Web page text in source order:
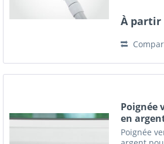
À partir
Poignée
en
Poignée